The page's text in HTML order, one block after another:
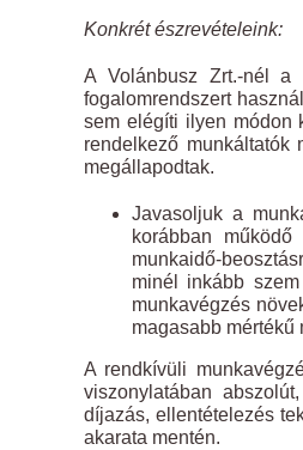
Konkrét észrevételeink:
A Volánbusz Zrt.-nél a
fogalomrendszert
sem elégíti ilyen módon
rendelkező munkáltatók
megállapodtak.
Javasoljuk a
korábban
munkaidő-
minél inkább
munkavégzés
magasabb
A rendkívüli
viszonylatában
díjazás, ellentételezés
akarata mentén.